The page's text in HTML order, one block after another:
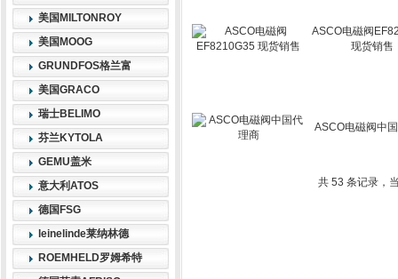
美国MILTONROY
美国MOOG
GRUNDFOS格兰富
美国GRACO
瑞士BELIMO
芬兰KYTOLA
GEMU盖米
意大利ATOS
德国FSG
leinelinde莱纳林德
ROEMHELD罗姆希特
ASCO电磁阀
现货销售
ASCO电磁阀中
共 53 条记录，